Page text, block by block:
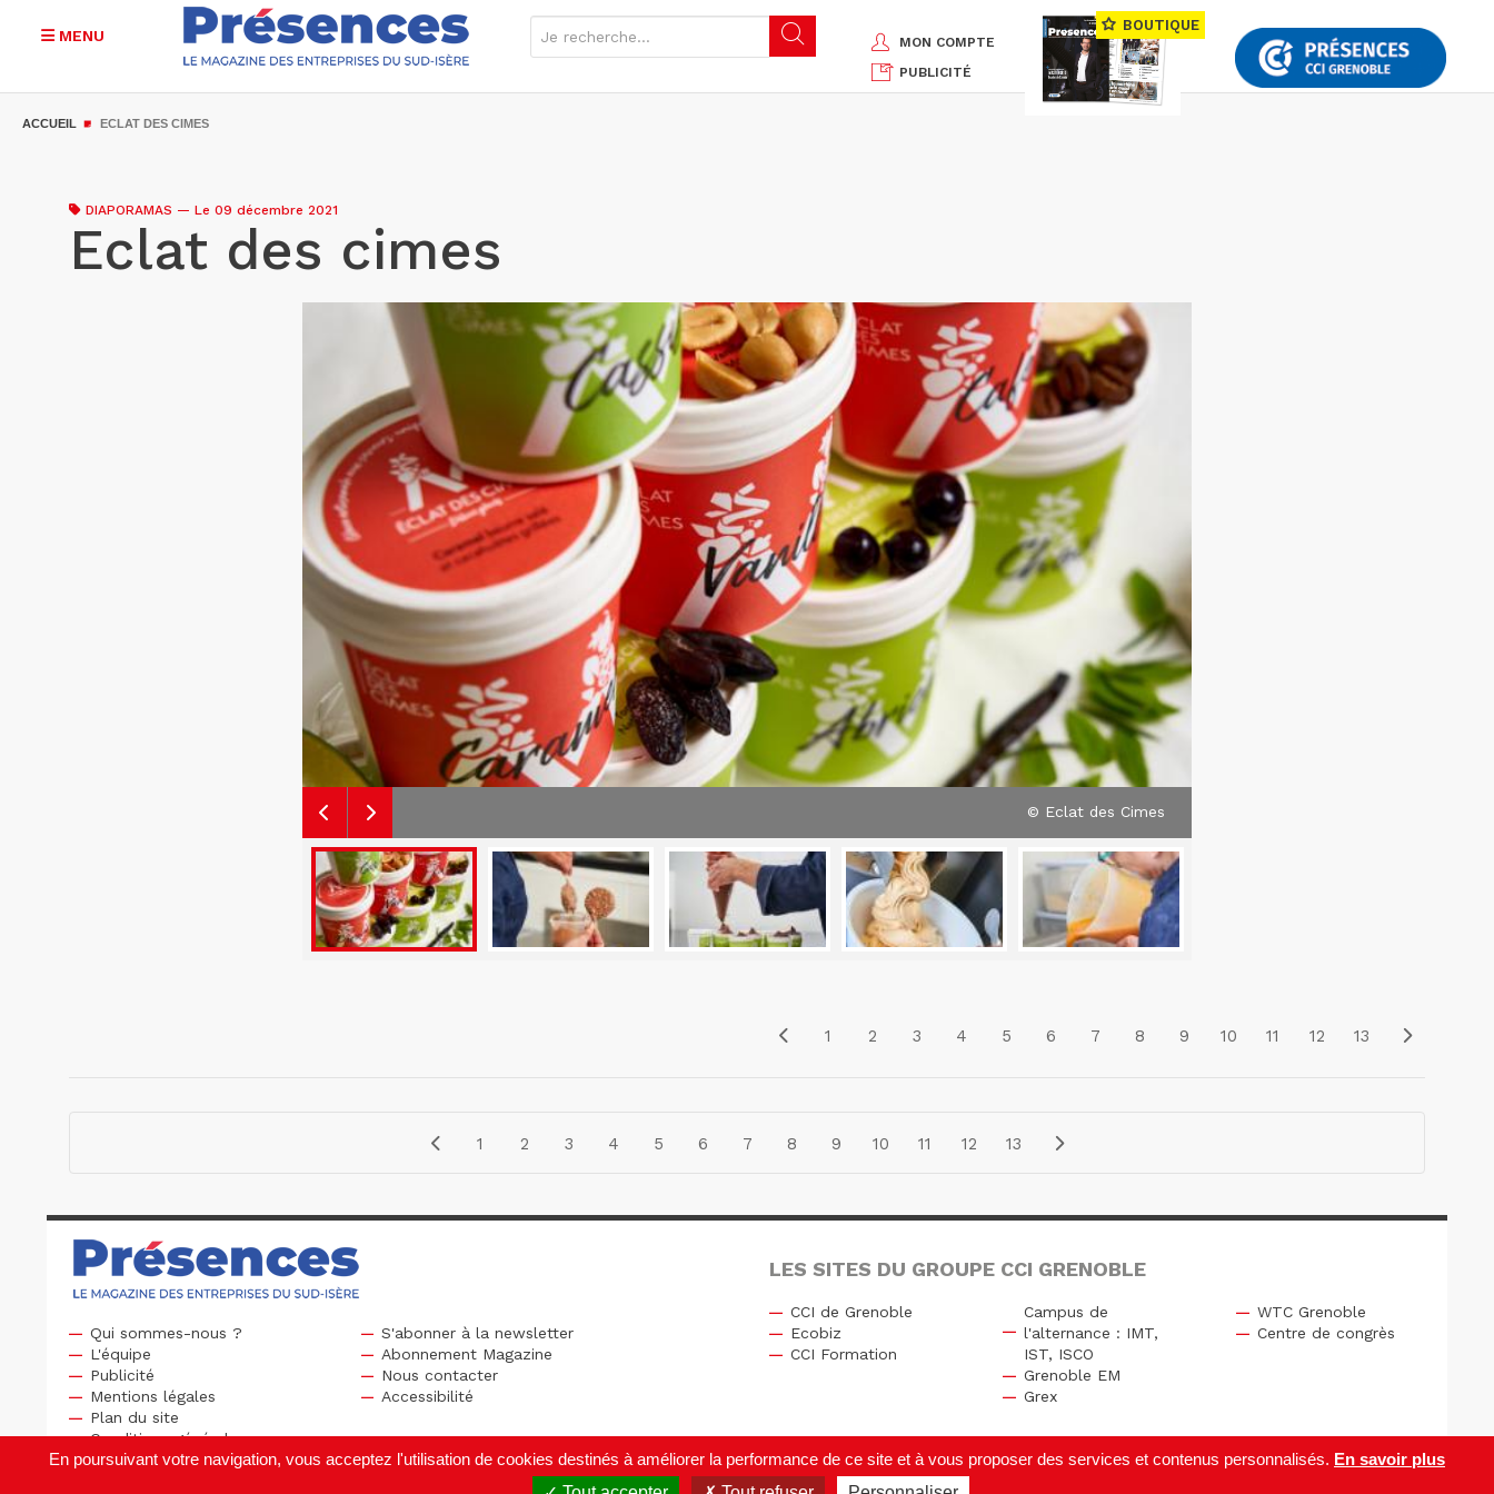
MENU
MON COMPTE
PUBLICITÉ
BOUTIQUE
ACCUEIL ECLAT DES CIMES
DIAPORAMAS — Le 09 décembre 2021
Eclat des cimes
© Eclat des Cimes
1 2 3 4 5 6 7 8 9 10 11 12 13
1 2 3 4 5 6 7 8 9 10 11 12 13
Qui sommes-nous ?
L'équipe
Publicité
S'abonner à la newsletter
Abonnement Magazine
Nous contacter
Mentions légales
Plan du site
Conditions générales
Accessibilité
LES SITES DU GROUPE CCI GRENOBLE
CCI de Grenoble
Ecobiz
CCI Formation
Campus de
l'alternance : IMT,
IST, ISCO
Grenoble EM
Grex
WTC Grenoble
Centre de congrès
En poursuivant votre navigation, vous acceptez l'utilisation de cookies destinés à améliorer la performance de ce site et à vous proposer des services et contenus personnalisés. En savoir plus